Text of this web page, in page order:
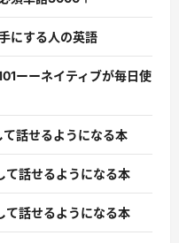
にする人の英語
ーーネイティブが毎日使
て話せるようになる本
て話せるようになる本
て話せるようになる本